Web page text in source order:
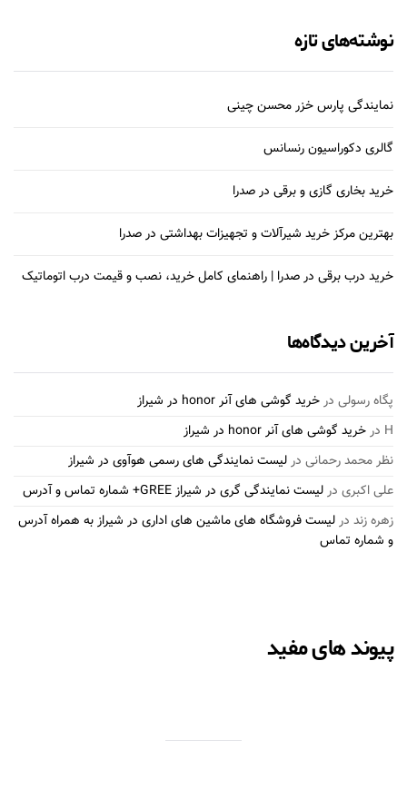
نوشته‌های تازه
نمایندگی پارس خزر محسن چینی
گالری دکوراسیون رنسانس
خرید بخاری گازی و برقی در صدرا
بهترین مرکز خرید شیرآلات و تجهیزات بهداشتی در صدرا
خرید درب برقی در صدرا | راهنمای کامل خرید، نصب و قیمت درب اتوماتیک
آخرین دیدگاه‌ها
پگاه رسولی درخرید گوشی های آنر honor در شیراز
H درخرید گوشی های آنر honor در شیراز
نظر محمد رحمانی درلیست نمایندگی های رسمی هوآوی در شیراز
علی اکبری درلیست نمایندگی گری در شیراز GREE+ شماره تماس و آدرس
زهره زند درلیست فروشگاه های ماشین های اداری در شیراز به همراه آدرس
و شماره تماس
پیوند های مفید